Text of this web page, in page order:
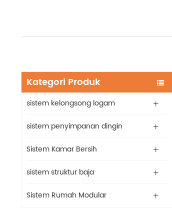
Kategori Produk
sistem kelongsong logam
sistem penyimpanan dingin
Sistem Kamar Bersih
sistem struktur baja
Sistem Rumah Modular